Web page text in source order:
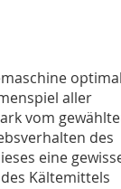
aller
vom
des
eine
Kältemittels